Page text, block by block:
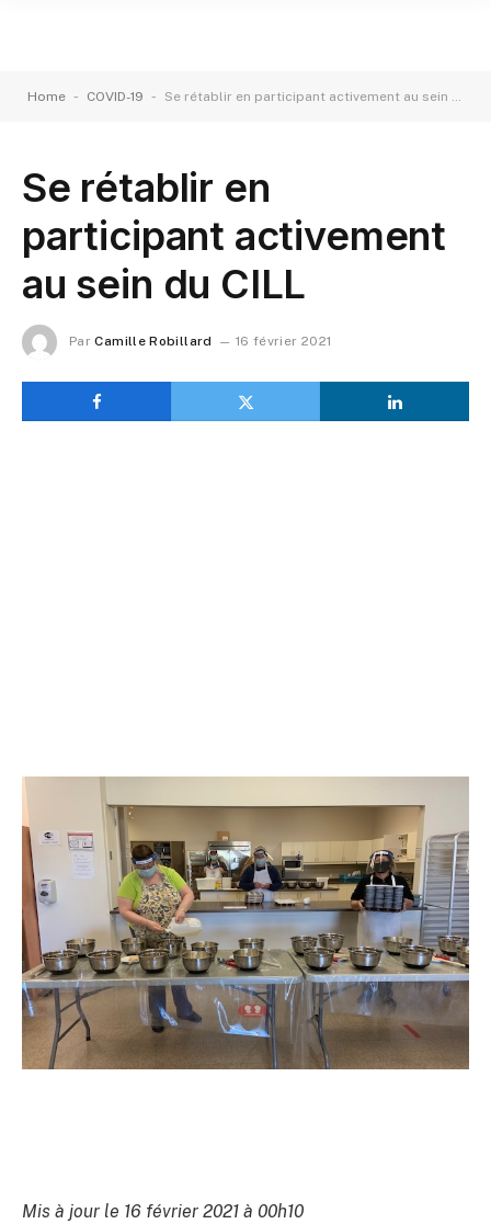
Home - COVID-19 - Se rétablir en participant activement au sein du CILL
Se rétablir en
participant activement
au sein du CILL
Par Camille Robillard 16 février 2021
Mis à jour le 16 février 2021 à 00h10